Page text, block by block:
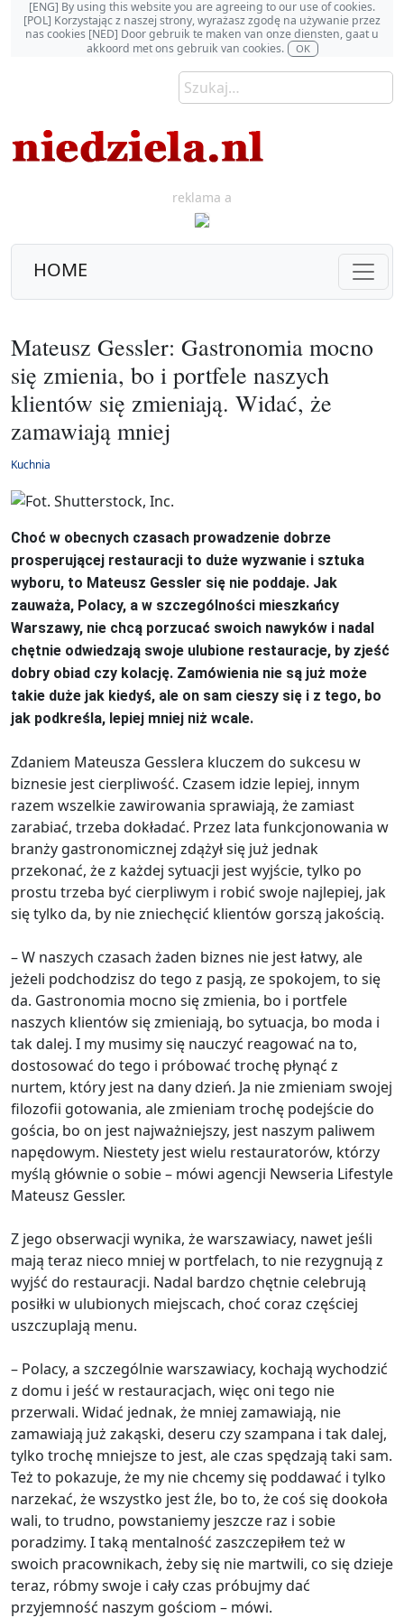
[ENG] By using this website you are agreeing to our use of cookies.
[POL] Korzystając z naszej strony, wyrażasz zgodę na używanie przez
nas cookies [NED] Door gebruik te maken van onze diensten, gaat u
akkoord met ons gebruik van cookies.
OK
reklama a
HOME
Mateusz Gessler: Gastronomia mocno
się zmienia, bo i portfele naszych
klientów się zmieniają. Widać, że
zamawiają mniej
Kuchnia
Choć w obecnych czasach prowadzenie dobrze
prosperującej restauracji to duże wyzwanie i sztuka
wyboru, to Mateusz Gessler się nie poddaje. Jak
zauważa, Polacy, a w szczególności mieszkańcy
Warszawy, nie chcą porzucać swoich nawyków i nadal
chętnie odwiedzają swoje ulubione restauracje, by zjeść
dobry obiad czy kolację. Zamówienia nie są już może
takie duże jak kiedyś, ale on sam cieszy się i z tego, bo
jak podkreśla, lepiej mniej niż wcale.
Zdaniem Mateusza Gesslera kluczem do sukcesu w
biznesie jest cierpliwość. Czasem idzie lepiej, innym
razem wszelkie zawirowania sprawiają, że zamiast
zarabiać, trzeba dokładać. Przez lata funkcjonowania w
branży gastronomicznej zdążył się już jednak
przekonać, że z każdej sytuacji jest wyjście, tylko po
prostu trzeba być cierpliwym i robić swoje najlepiej, jak
się tylko da, by nie zniechęcić klientów gorszą jakością.
– W naszych czasach żaden biznes nie jest łatwy, ale
jeżeli podchodzisz do tego z pasją, ze spokojem, to się
da. Gastronomia mocno się zmienia, bo i portfele
naszych klientów się zmieniają, bo sytuacja, bo moda i
tak dalej. I my musimy się nauczyć reagować na to,
dostosować do tego i próbować trochę płynąć z
nurtem, który jest na dany dzień. Ja nie zmieniam swojej
filozofii gotowania, ale zmieniam trochę podejście do
gościa, bo on jest najważniejszy, jest naszym paliwem
napędowym. Niestety jest wielu restauratorów, którzy
myślą głównie o sobie – mówi agencji Newseria Lifestyle
Mateusz Gessler.
Z jego obserwacji wynika, że warszawiacy, nawet jeśli
mają teraz nieco mniej w portfelach, to nie rezygnują z
wyjść do restauracji. Nadal bardzo chętnie celebrują
posiłki w ulubionych miejscach, choć coraz częściej
uszczuplają menu.
– Polacy, a szczególnie warszawiacy, kochają wychodzić
z domu i jeść w restauracjach, więc oni tego nie
przerwali. Widać jednak, że mniej zamawiają, nie
zamawiają już zakąski, deseru czy szampana i tak dalej,
tylko trochę mniejsze to jest, ale czas spędzają taki sam.
Też to pokazuje, że my nie chcemy się poddawać i tylko
narzekać, że wszystko jest źle, bo to, że coś się dookoła
wali, to trudno, powstaniemy jeszcze raz i sobie
poradzimy. I taką mentalność zaszczepiłem też w
swoich pracownikach, żeby się nie martwili, co się dzieje
teraz, róbmy swoje i cały czas próbujmy dać
przyjemność naszym gościom – mówi.